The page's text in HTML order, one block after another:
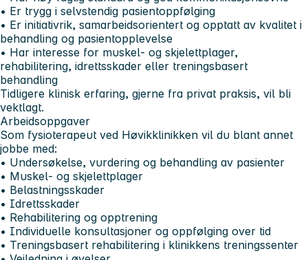
• Er trygg i selvstendig pasientoppfølging
• Er initiativrik, samarbeidsorientert og opptatt av kvalitet i
behandling og pasientopplevelse
• Har interesse for muskel- og skjelettplager,
rehabilitering, idrettsskader eller treningsbasert
behandling
Tidligere klinisk erfaring, gjerne fra privat praksis, vil bli
vektlagt.
Arbeidsoppgaver
Som fysioterapeut ved Høvikklinikken vil du blant annet
jobbe med:
• Undersøkelse, vurdering og behandling av pasienter
• Muskel- og skjelettplager
• Belastningsskader
• Idrettsskader
• Rehabilitering og opptrening
• Individuelle konsultasjoner og oppfølging over tid
• Treningsbasert rehabilitering i klinikkens treningssenter